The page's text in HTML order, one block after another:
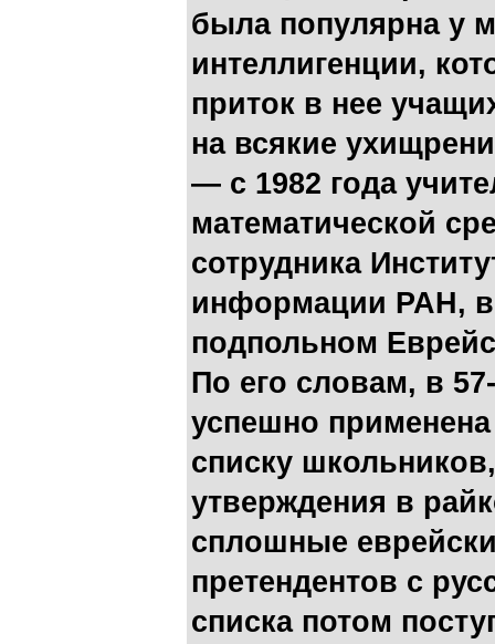
была популярна у
интеллигенции,
приток в нее
на всякие
— с 1982 года
математической
сотрудника
информации РАН, в
подпольном
По его словам, в
успешно
списку
утверждения в
сплошные
претендентов с
списка потом